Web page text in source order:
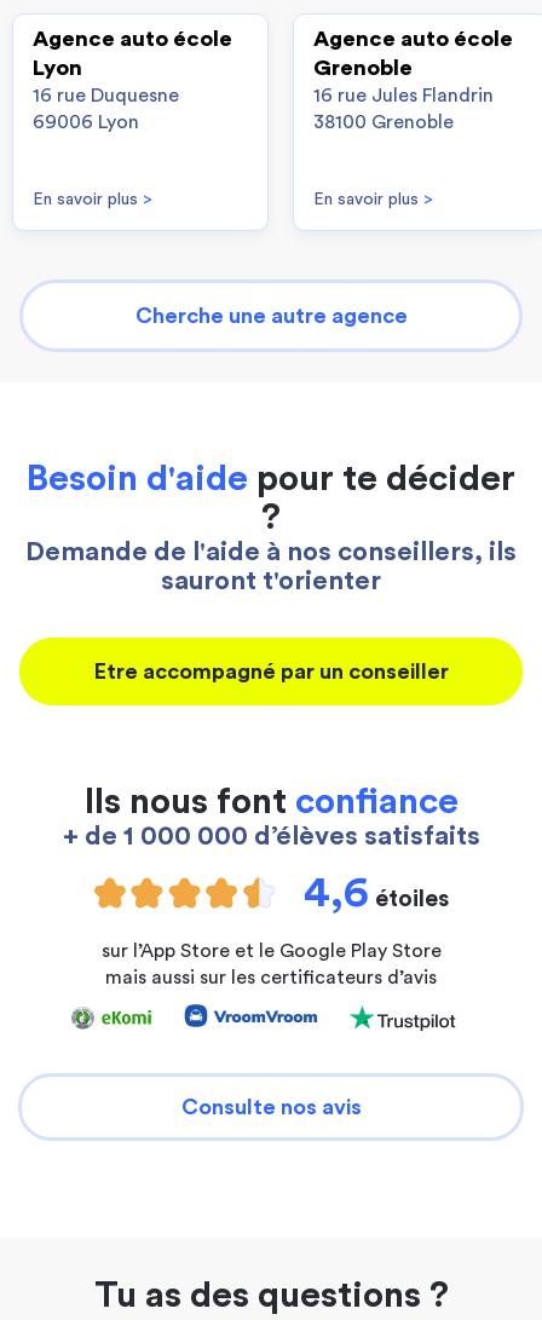
Agence auto école
Lyon
16 rue Duquesne
69006 Lyon
En savoir plus >
Agence auto école
Grenoble
16 rue Jules Flandrin
38100 Grenoble
En savoir plus >
Cherche une autre agence
Besoin d'aide pour te décider
?
Demande de l'aide à nos conseillers, ils
sauront t'orienter
Etre accompagné par un conseiller
Ils nous font confiance
+ de 1 000 000 d’élèves satisfaits
4,6 étoiles
sur l’App Store et le Google Play Store
mais aussi sur les certificateurs d’avis
Consulte nos avis
Tu as des questions ?